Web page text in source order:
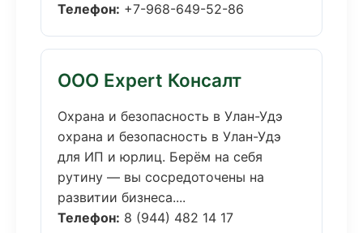
Телефон: +7-968-649-52-86
ООО Expert Консалт
Охрана и безопасность в Улан-Удэ
охрана и безопасность в Улан-Удэ
для ИП и юрлиц. Берём на себя
рутину — вы сосредоточены на
развитии бизнеса....
Телефон: 8 (944) 482 14 17